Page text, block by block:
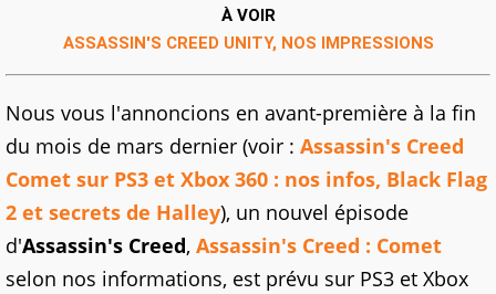
À VOIR
ASSASSIN'S CREED UNITY, NOS IMPRESSIONS
Nous vous l'annoncions en avant-première à la fin
du mois de mars dernier (voir : Assassin's Creed
Comet sur PS3 et Xbox 360 : nos infos, Black Flag
2 et secrets de Halley), un nouvel épisode
d'Assassin's Creed, Assassin's Creed : Comet
selon nos informations, est prévu sur PS3 et Xbox